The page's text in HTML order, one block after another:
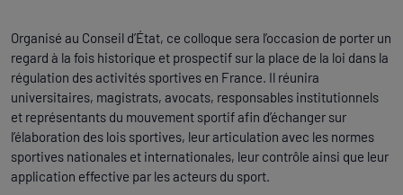
Organisé au Conseil d’État, ce colloque sera l’occasion de porter un
regard à la fois historique et prospectif sur la place de la loi dans la
régulation des activités sportives en France. Il réunira
universitaires, magistrats, avocats, responsables institutionnels
et représentants du mouvement sportif afin d’échanger sur
l’élaboration des lois sportives, leur articulation avec les normes
sportives nationales et internationales, leur contrôle ainsi que leur
application effective par les acteurs du sport.